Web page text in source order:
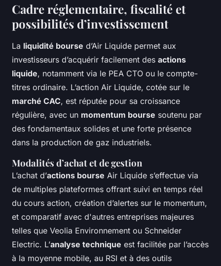
Cadre réglementaire, fiscalité et
possibilités d’investissement
La liquidité bourse d’Air Liquide permet aux
investisseurs d’acquérir facilement des actions
liquide, notamment via le PEA CTO ou le compte-
titres ordinaire. L’action Air Liquide, cotée sur le
marché CAC, est réputée pour sa croissance
régulière, avec un momentum bourse soutenu par
des fondamentaux solides et une forte présence
dans la production de gaz industriels.
Modalités d’achat et de gestion
L’achat d’actions bourse Air Liquide s’effectue via
de multiples plateformes offrant suivi en temps réel
du cours action, création d’alertes sur le momentum,
et comparatif avec d'autres entreprises majeures
telles que Veolia Environnement ou Schneider
Electric. L’analyse technique est facilitée par l’accès
à la moyenne mobile, au RSI et à des outils